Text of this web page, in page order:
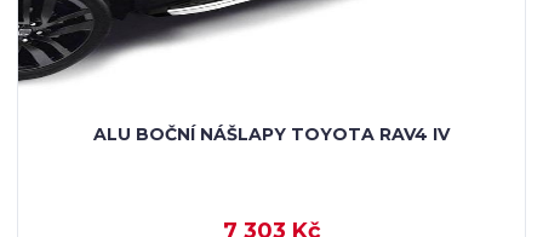
ALU BOČNÍ NÁŠLAPY TOYOTA RAV4 IV
7 303 Kč